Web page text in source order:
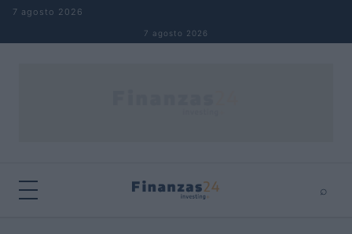
Saltar al contenido
7 agosto 2026
7 agosto 2026
⌕